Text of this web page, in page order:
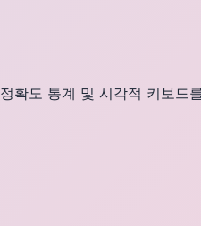
도 통계 및 시각적 키보드